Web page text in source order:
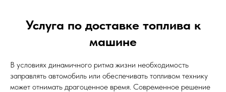
Услуга по доставке топлива к
машине
В условиях динамичного ритма жизни необходимость
заправлять автомобиль или обеспечивать топливом технику
может отнимать драгоценное время. Современное решение